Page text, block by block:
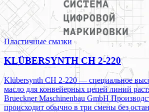
Пластичные смазки
KLÜBERSYNTH CH 2-220
Klübersynth CH 2-220 — специальное
масло для конвейерных цепей линий
Brueckner Maschinenbau GmbH
происходит обычно в три смены без